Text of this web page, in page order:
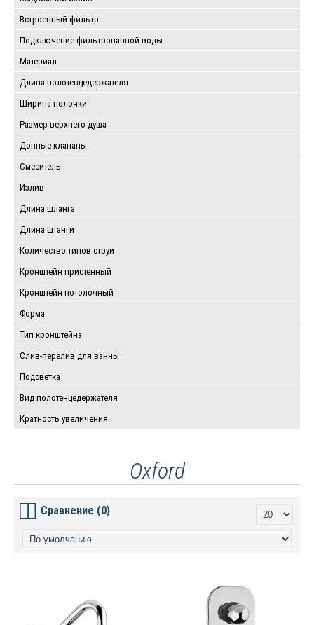
Встроенный фильтр
Подключение фильтрованной воды
Материал
Длина полотенцедержателя
Ширина полочки
Размер верхнего душа
Донные клапаны
Смеситель
Излив
Длина шланга
Длина штанги
Количество типов струи
Кронштейн пристенный
Кронштейн потолочный
Форма
Тип кронштейна
Слив-перелив для ванны
Подсветка
Вид полотенцедержателя
Кратность увеличения
Oxford
Сравнение (0)